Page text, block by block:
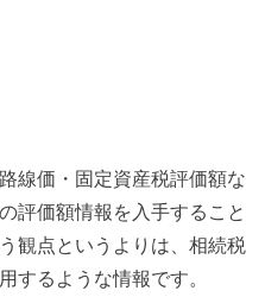
線価・固定資産税評価額な
評価額情報を入手すること
観点というよりは、相続税
するような情報です。